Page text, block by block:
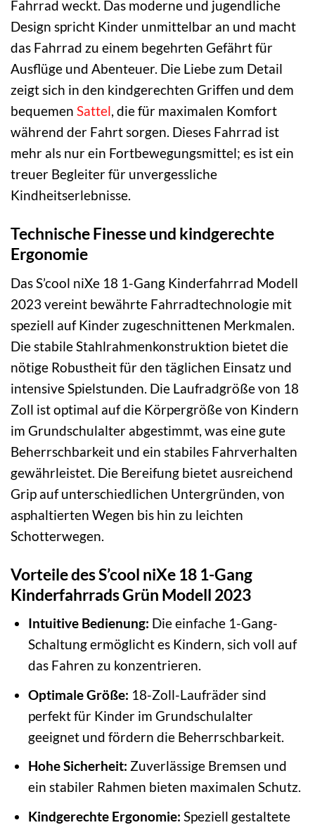
Fahrrad weckt. Das moderne und jugendliche
Design spricht Kinder unmittelbar an und macht
das Fahrrad zu einem begehrten Gefährt für
Ausflüge und Abenteuer. Die Liebe zum Detail
zeigt sich in den kindgerechten Griffen und dem
bequemen Sattel, die für maximalen Komfort
während der Fahrt sorgen. Dieses Fahrrad ist
mehr als nur ein Fortbewegungsmittel; es ist ein
treuer Begleiter für unvergessliche
Kindheitserlebnisse.
Technische Finesse und kindgerechte
Ergonomie
Das S’cool niXe 18 1-Gang Kinderfahrrad Modell
2023 vereint bewährte Fahrradtechnologie mit
speziell auf Kinder zugeschnittenen Merkmalen.
Die stabile Stahlrahmenkonstruktion bietet die
nötige Robustheit für den täglichen Einsatz und
intensive Spielstunden. Die Laufradgröße von 18
Zoll ist optimal auf die Körpergröße von Kindern
im Grundschulalter abgestimmt, was eine gute
Beherrschbarkeit und ein stabiles Fahrverhalten
gewährleistet. Die Bereifung bietet ausreichend
Grip auf unterschiedlichen Untergründen, von
asphaltierten Wegen bis hin zu leichten
Schotterwegen.
Vorteile des S’cool niXe 18 1-Gang
Kinderfahrrads Grün Modell 2023
Intuitive Bedienung: Die einfache 1-Gang-
Schaltung ermöglicht es Kindern, sich voll auf
das Fahren zu konzentrieren.
Optimale Größe: 18-Zoll-Laufräder sind
perfekt für Kinder im Grundschulalter
geeignet und fördern die Beherrschbarkeit.
Hohe Sicherheit: Zuverlässige Bremsen und
ein stabiler Rahmen bieten maximalen Schutz.
Kindgerechte Ergonomie: Speziell gestaltete